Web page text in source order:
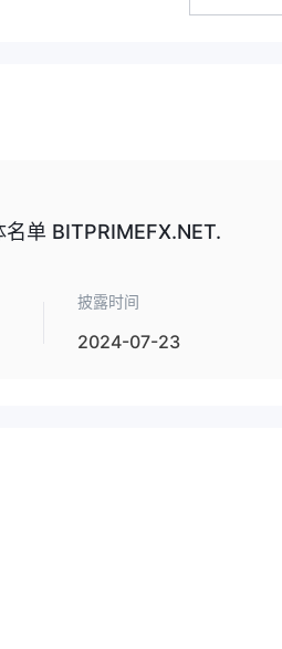
关费用尚不明确。
单 BITPRIMEFX.NET.
披露时间
2024-07-23